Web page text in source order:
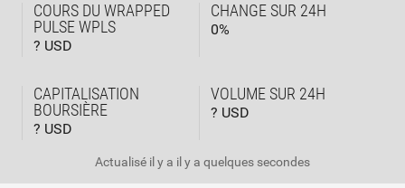
COURS DU WRAPPED
PULSE WPLS
? USD
CHANGE SUR 24H
0%
CAPITALISATION
BOURSIÈRE
? USD
VOLUME SUR 24H
? USD
Actualisé il y a il y a quelques secondes